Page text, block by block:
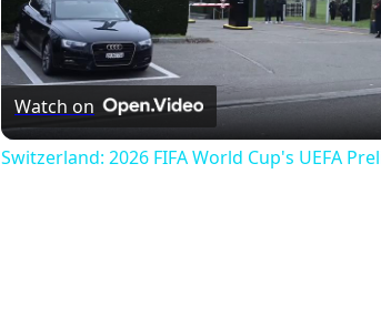
Watch on
Switzerland: 2026 FIFA World Cup's UEFA